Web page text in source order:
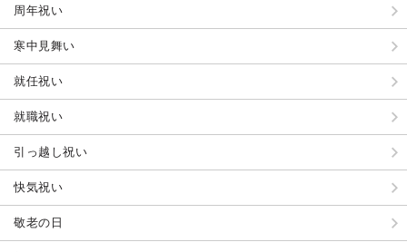
周年祝い
寒中見舞い
就任祝い
就職祝い
引っ越し祝い
快気祝い
敬老の日